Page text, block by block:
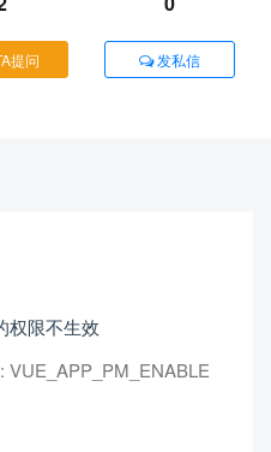
提问 发私信
权限不生效
VUE_APP_PM_ENABLE